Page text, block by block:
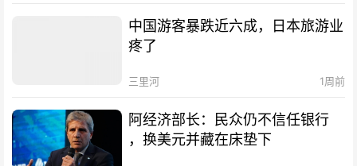
中国游客暴跌近六成，日本旅游业
疼了
三里河 1周前
阿经济部长：民众仍不信任银行
，换美元并藏在床垫下